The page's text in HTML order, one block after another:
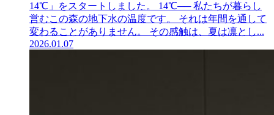
14℃」をスタートしました。 14℃── 私たちが暮らし
営むこの森の地下水の温度です。 それは年間を通して
変わることがありません。 その感触は、夏は凛とし...
2026.01.07